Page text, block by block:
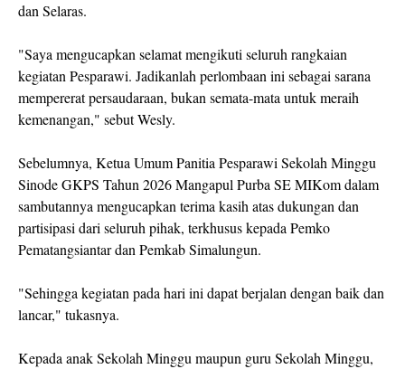
dan Selaras.
"Saya mengucapkan selamat mengikuti seluruh rangkaian
kegiatan Pesparawi. Jadikanlah perlombaan ini sebagai sarana
mempererat persaudaraan, bukan semata-mata untuk meraih
kemenangan," sebut Wesly.
Sebelumnya, Ketua Umum Panitia Pesparawi Sekolah Minggu
Sinode GKPS Tahun 2026 Mangapul Purba SE MIKom dalam
sambutannya mengucapkan terima kasih atas dukungan dan
partisipasi dari seluruh pihak, terkhusus kepada Pemko
Pematangsiantar dan Pemkab Simalungun.
"Sehingga kegiatan pada hari ini dapat berjalan dengan baik dan
lancar," tukasnya.
Kepada anak Sekolah Minggu maupun guru Sekolah Minggu,